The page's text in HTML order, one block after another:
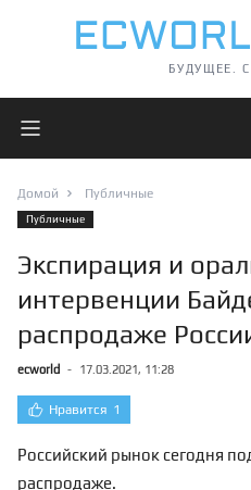
БУДУЩЕЕ.
Открыть главное меню
Домой Публичные
Публичные
Экспирация и
интервенции
распродаже
ecworld - 17.03.2021, 11:28
Нравится 1
Российский рынок сегодня
распродаже.